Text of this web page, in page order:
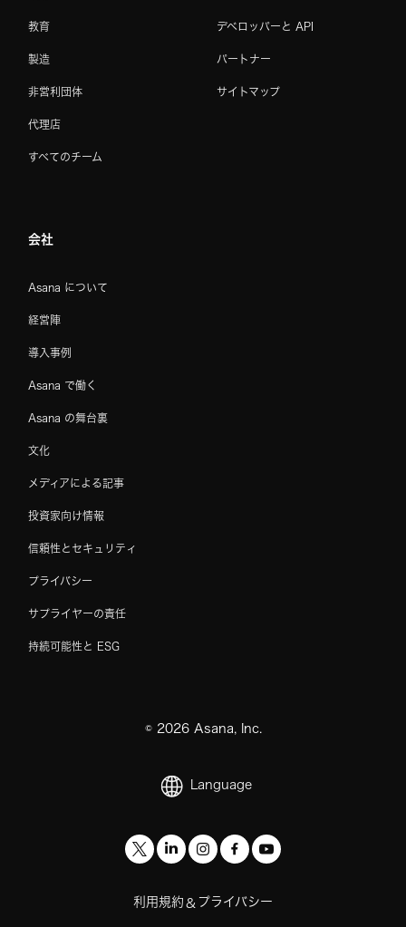
教育
製造
非営利団体
代理店
すべてのチーム
デベロッパーと API
パートナー
サイトマップ
会社
Asana について
経営陣
導入事例
Asana で働く
Asana の舞台裏
文化
メディアによる記事
投資家向け情報
信頼性とセキュリティ
プライバシー
サプライヤーの責任
持続可能性と ESG
© 2026Asana, Inc.
Language
利用規約 & プライバシー